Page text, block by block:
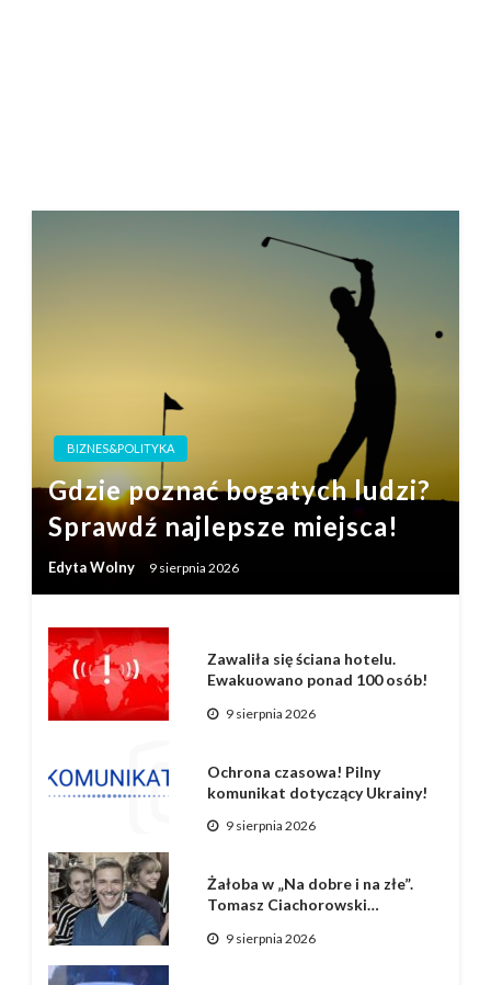
BIZNES&POLITYKA
Gdzie poznać bogatych ludzi?
Sprawdź najlepsze miejsca!
Edyta Wolny 9 sierpnia 2026
Zawaliła się ściana hotelu.
Ewakuowano ponad 100 osób!
9 sierpnia 2026
Ochrona czasowa! Pilny
komunikat dotyczący Ukrainy!
9 sierpnia 2026
Żałoba w „Na dobre i na złe”.
Tomasz Ciachorowski…
9 sierpnia 2026